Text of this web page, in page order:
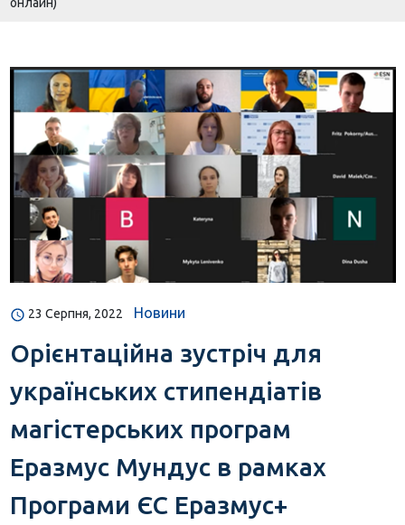
23 Серпня, 2022 Новини
Орієнтаційна зустріч для
українських стипендіатів
магістерських програм
Еразмус Мундус в рамках
Програми ЄС Еразмус+